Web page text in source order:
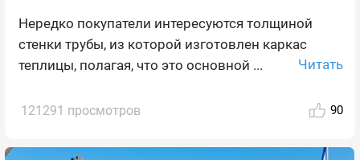
Нередко покупатели интересуются толщиной
стенки трубы, из которой изготовлен каркас
теплицы, полагая, что это основной ...
Читать
121291 просмотров 90